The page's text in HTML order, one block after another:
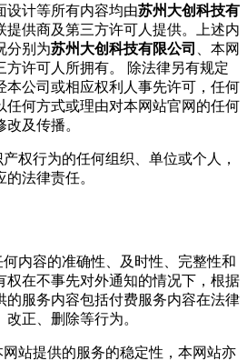
设计等所有内容均由苏州大创科技有
提供商及第三方许可人提供。上述内
分别为苏州大创科技有限公司
、本网
方许可人所拥有。 除法律另有规定
本公司或相应权利人事先许可，任何
任何方式或理由对本网站官网的任何
及传播。
权行为的任何组织、单位或个人，
法律责任。
内容的准确性、及时性、完整性和
权在不事先对外通知的情况下，根据
的服务内容包括付费服务内容在法律
正、删除等行为。
站提供的服务的稳定性，本网站亦